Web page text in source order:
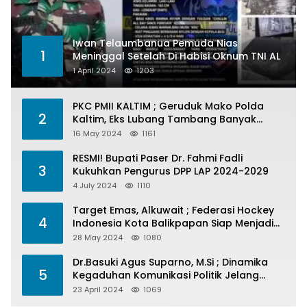
1
Iwan Telaumbanua Pemuda Nias
Meninggal Setelah Di Habisi Oknum TNI AL
1 April 2024 1203
2
PKC PMII KALTIM ; Geruduk Mako Polda
Kaltim, Eks Lubang Tambang Banyak
Menelan Korban
16 May 2024 1161
3
RESMI! Bupati Paser Dr. Fahmi Fadli
Kukuhkan Pengurus DPP LAP 2024-2029
4 July 2024 1110
4
Target Emas, Alkuwait ; Federasi Hockey
Indonesia Kota Balikpapan Siap Menjadi
Barometer Prestasi Di Kaltim
28 May 2024 1080
5
Dr.Basuki Agus Suparno, M.Si ; Dinamika
Kegaduhan Komunikasi Politik Jelang
Pesta Politik 2024
23 April 2024 1069